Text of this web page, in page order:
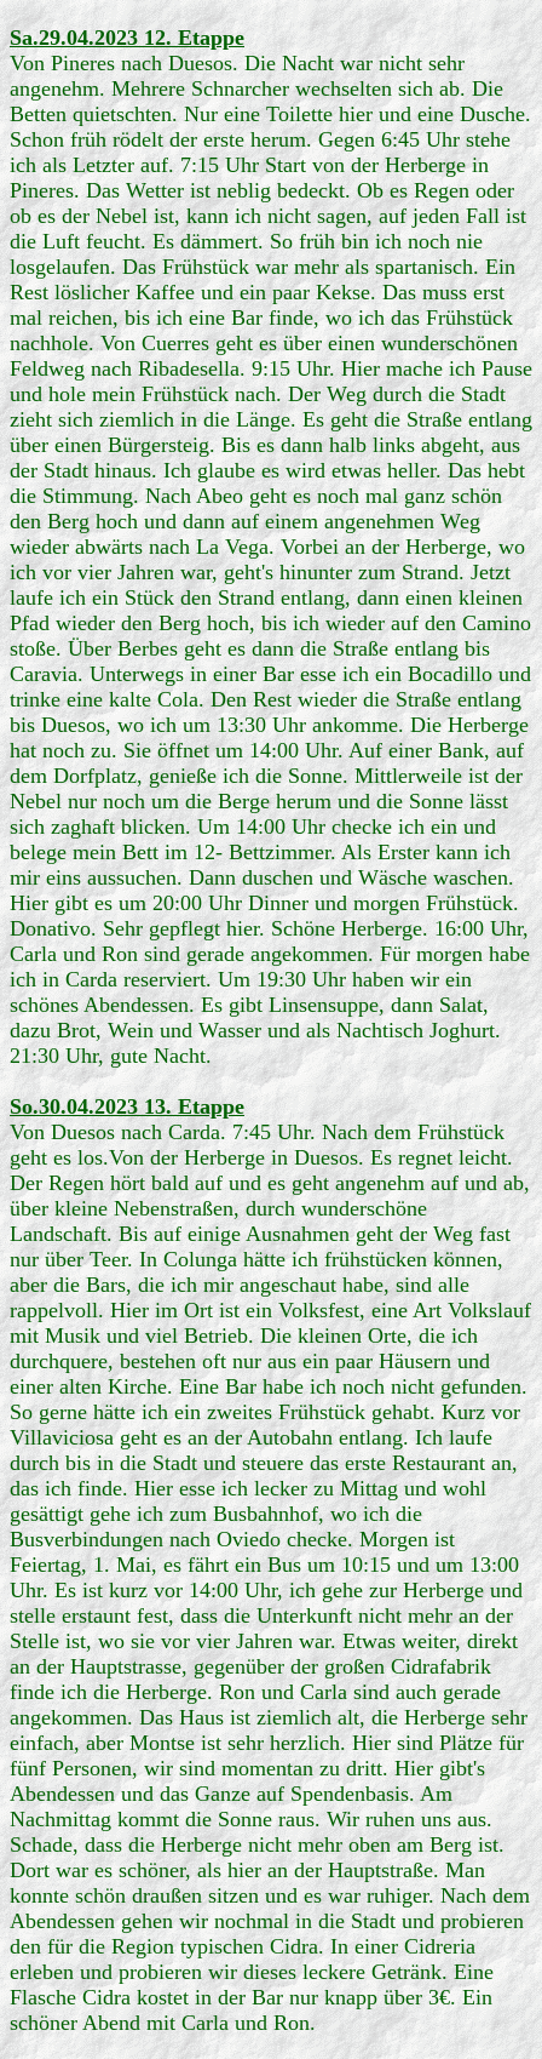
Sa.29.04.2023 12. Etappe
Von Pineres nach Duesos. Die Nacht war nicht sehr
angenehm. Mehrere Schnarcher wechselten sich ab. Die
Betten quietschten. Nur eine Toilette hier und eine Dusche.
Schon früh rödelt der erste herum. Gegen 6:45 Uhr stehe
ich als Letzter auf. 7:15 Uhr Start von der Herberge in
Pineres. Das Wetter ist neblig bedeckt. Ob es Regen oder
ob es der Nebel ist, kann ich nicht sagen, auf jeden Fall ist
die Luft feucht. Es dämmert. So früh bin ich noch nie
losgelaufen. Das Frühstück war mehr als spartanisch. Ein
Rest löslicher Kaffee und ein paar Kekse. Das muss erst
mal reichen, bis ich eine Bar finde, wo ich das Frühstück
nachhole. Von Cuerres geht es über einen wunderschönen
Feldweg nach Ribadesella. 9:15 Uhr. Hier mache ich Pause
und hole mein Frühstück nach. Der Weg durch die Stadt
zieht sich ziemlich in die Länge. Es geht die Straße entlang
über einen Bürgersteig. Bis es dann halb links abgeht, aus
der Stadt hinaus. Ich glaube es wird etwas heller. Das hebt
die Stimmung. Nach Abeo geht es noch mal ganz schön
den Berg hoch und dann auf einem angenehmen Weg
wieder abwärts nach La Vega. Vorbei an der Herberge, wo
ich vor vier Jahren war, geht's hinunter zum Strand. Jetzt
laufe ich ein Stück den Strand entlang, dann einen kleinen
Pfad wieder den Berg hoch, bis ich wieder auf den Camino
stoße. Über Berbes geht es dann die Straße entlang bis
Caravia. Unterwegs in einer Bar esse ich ein Bocadillo und
trinke eine kalte Cola. Den Rest wieder die Straße entlang
bis Duesos, wo ich um 13:30 Uhr ankomme. Die Herberge
hat noch zu. Sie öffnet um 14:00 Uhr. Auf einer Bank, auf
dem Dorfplatz, genieße ich die Sonne. Mittlerweile ist der
Nebel nur noch um die Berge herum und die Sonne lässt
sich zaghaft blicken. Um 14:00 Uhr checke ich ein und
belege mein Bett im 12- Bettzimmer. Als Erster kann ich
mir eins aussuchen. Dann duschen und Wäsche waschen.
Hier gibt es um 20:00 Uhr Dinner und morgen Frühstück.
Donativo. Sehr gepflegt hier. Schöne Herberge. 16:00 Uhr,
Carla und Ron sind gerade angekommen. Für morgen habe
ich in Carda reserviert. Um 19:30 Uhr haben wir ein
schönes Abendessen. Es gibt Linsensuppe, dann Salat,
dazu Brot, Wein und Wasser und als Nachtisch Joghurt.
21:30 Uhr, gute Nacht.
So.30.04.2023 13. Etappe
Von Duesos nach Carda. 7:45 Uhr. Nach dem Frühstück
geht es los.Von der Herberge in Duesos. Es regnet leicht.
Der Regen hört bald auf und es geht angenehm auf und ab,
über kleine Nebenstraßen, durch wunderschöne
Landschaft. Bis auf einige Ausnahmen geht der Weg fast
nur über Teer. In Colunga hätte ich frühstücken können,
aber die Bars, die ich mir angeschaut habe, sind alle
rappelvoll. Hier im Ort ist ein Volksfest, eine Art Volkslauf
mit Musik und viel Betrieb. Die kleinen Orte, die ich
durchquere, bestehen oft nur aus ein paar Häusern und
einer alten Kirche. Eine Bar habe ich noch nicht gefunden.
So gerne hätte ich ein zweites Frühstück gehabt. Kurz vor
Villaviciosa geht es an der Autobahn entlang. Ich laufe
durch bis in die Stadt und steuere das erste Restaurant an,
das ich finde. Hier esse ich lecker zu Mittag und wohl
gesättigt gehe ich zum Busbahnhof, wo ich die
Busverbindungen nach Oviedo checke. Morgen ist
Feiertag, 1. Mai, es fährt ein Bus um 10:15 und um 13:00
Uhr. Es ist kurz vor 14:00 Uhr, ich gehe zur Herberge und
stelle erstaunt fest, dass die Unterkunft nicht mehr an der
Stelle ist, wo sie vor vier Jahren war. Etwas weiter, direkt
an der Hauptstrasse, gegenüber der großen Cidrafabrik
finde ich die Herberge. Ron und Carla sind auch gerade
angekommen. Das Haus ist ziemlich alt, die Herberge sehr
einfach, aber Montse ist sehr herzlich. Hier sind Plätze für
fünf Personen, wir sind momentan zu dritt. Hier gibt's
Abendessen und das Ganze auf Spendenbasis. Am
Nachmittag kommt die Sonne raus. Wir ruhen uns aus.
Schade, dass die Herberge nicht mehr oben am Berg ist.
Dort war es schöner, als hier an der Hauptstraße. Man
konnte schön draußen sitzen und es war ruhiger. Nach dem
Abendessen gehen wir nochmal in die Stadt und probieren
den für die Region typischen Cidra. In einer Cidreria
erleben und probieren wir dieses leckere Getränk. Eine
Flasche Cidra kostet in der Bar nur knapp über 3€. Ein
schöner Abend mit Carla und Ron.